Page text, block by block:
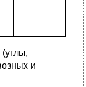
(углы,
и